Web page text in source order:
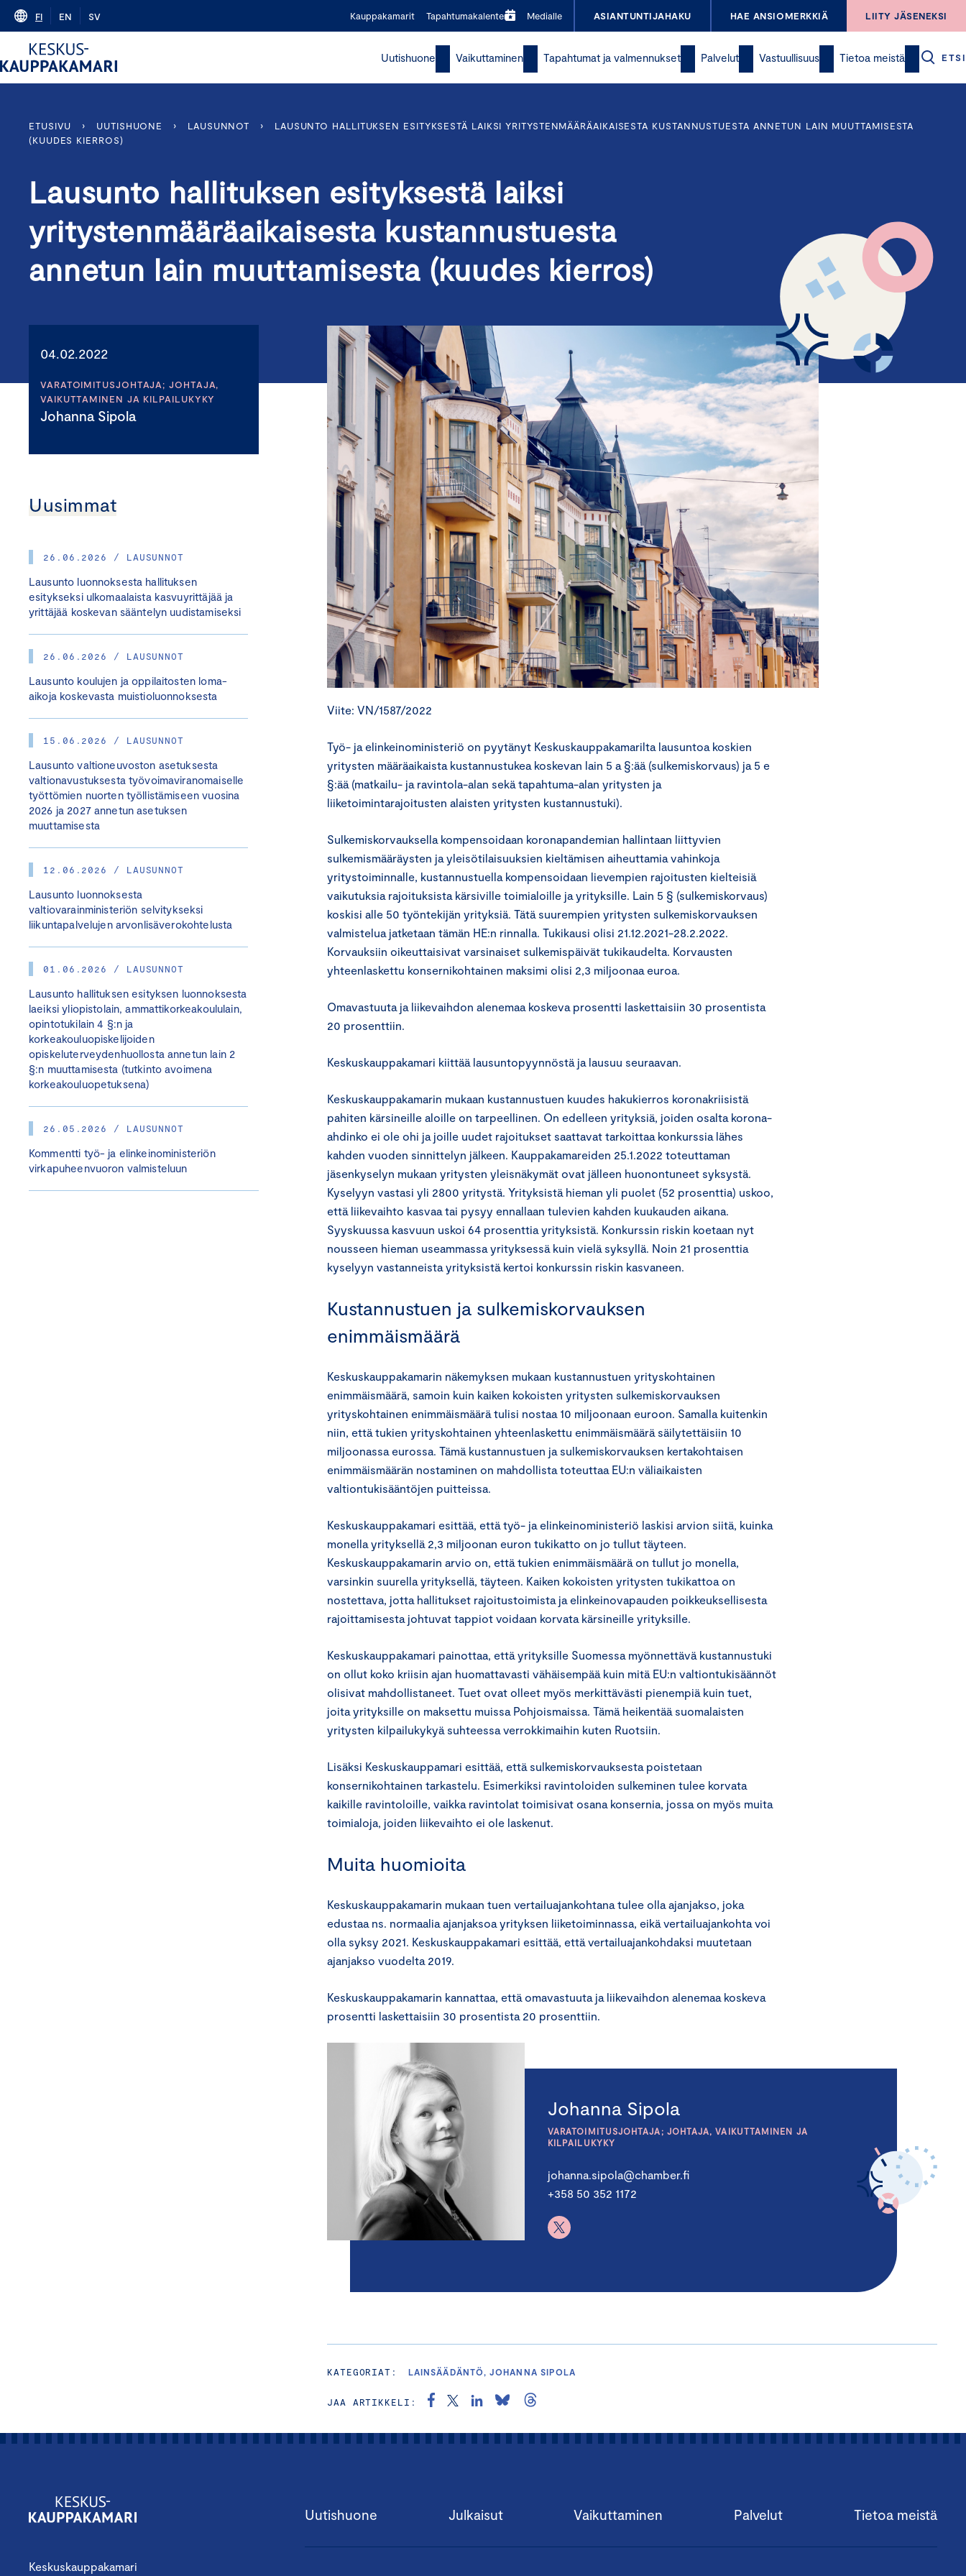
Skip
content
FI EN SV Kauppakamarit Tapahtumakalenteri Medialle ASIANTUNTIJAHAKU HAE ANSIOMERKKIÄ LIITY JÄSENEKSI
Uutishuone Vaikuttaminen Tapahtumat ja valmennukset Palvelut Vastuullisuus Tietoa meistä ETSI
ETUSIVU › UUTISHUONE › LAUSUNNOT ›
LAUSUNTO HALLITUKSEN ESITYKSESTÄ LAIKSI YRITYSTENMÄÄRÄAIKAISESTA KUSTANNUSTUESTA ANNETUN LAIN MUUTTAMISESTA
(KUUDES KIERROS)
Lausunto hallituksen esityksestä laiksi
yritystenmääräaikaisesta kustannustuesta
annetun lain muuttamisesta (kuudes kierros)
04.02.2022
VARATOIMITUSJOHTAJA; JOHTAJA,
VAIKUTTAMINEN JA KILPAILUKYKY
Johanna Sipola
Uusimmat
26.06.2026 / LAUSUNNOT
Lausunto luonnoksesta hallituksen
esitykseksi ulkomaalaista kasvuyrittäjää ja
yrittäjää koskevan sääntelyn uudistamiseksi
26.06.2026 / LAUSUNNOT
Lausunto koulujen ja oppilaitosten loma-
aikoja koskevasta muistioluonnoksesta
15.06.2026 / LAUSUNNOT
Lausunto valtioneuvoston asetuksesta
valtionavustuksesta työvoimaviranomaiselle
työttömien nuorten työllistämiseen vuosina
2026 ja 2027 annetun asetuksen
muuttamisesta
12.06.2026 / LAUSUNNOT
Lausunto luonnoksesta
valtiovarainministeriön selvitykseksi
liikuntapalvelujen arvonlisäverokohtelusta
01.06.2026 / LAUSUNNOT
Lausunto hallituksen esityksen luonnoksesta
laeiksi yliopistolain, ammattikorkeakoululain,
opintotukilain 4 §:n ja
korkeakouluopiskelijoiden
opiskeluterveydenhuollosta annetun lain 2
§:n muuttamisesta (tutkinto avoimena
korkeakouluopetuksena)
26.05.2026 / LAUSUNNOT
Kommentti työ- ja elinkeinoministeriön
virkapuheenvuoron valmisteluun
Viite: VN/1587/2022
Työ- ja elinkeinoministeriö on pyytänyt Keskuskauppakamarilta lausuntoa koskien
yritysten määräaikaista kustannustukea koskevan lain 5 a §:ää (sulkemiskorvaus) ja 5 e
§:ää (matkailu- ja ravintola-alan sekä tapahtuma-alan yritysten ja
liiketoimintarajoitusten alaisten yritysten kustannustuki).
Sulkemiskorvauksella kompensoidaan koronapandemian hallintaan liittyvien
sulkemismääräysten ja yleisötilaisuuksien kieltämisen aiheuttamia vahinkoja
yritystoiminnalle, kustannustuella kompensoidaan lievempien rajoitusten kielteisiä
vaikutuksia rajoituksista kärsiville toimialoille ja yrityksille. Lain 5 § (sulkemiskorvaus)
koskisi alle 50 työntekijän yrityksiä. Tätä suurempien yritysten sulkemiskorvauksen
valmistelua jatketaan tämän HE:n rinnalla. Tukikausi olisi 21.12.2021-28.2.2022.
Korvauksiin oikeuttaisivat varsinaiset sulkemispäivät tukikaudelta. Korvausten
yhteenlaskettu konsernikohtainen maksimi olisi 2,3 miljoonaa euroa.
Omavastuuta ja liikevaihdon alenemaa koskeva prosentti laskettaisiin 30 prosentista
20 prosenttiin.
Keskuskauppakamari kiittää lausuntopyynnöstä ja lausuu seuraavan.
Keskuskauppakamarin mukaan kustannustuen kuudes hakukierros koronakriisistä
pahiten kärsineille aloille on tarpeellinen. On edelleen yrityksiä, joiden osalta korona-
ahdinko ei ole ohi ja joille uudet rajoitukset saattavat tarkoittaa konkurssia lähes
kahden vuoden sinnittelyn jälkeen. Kauppakamareiden 25.1.2022 toteuttaman
jäsenkyselyn mukaan yritysten yleisnäkymät ovat jälleen huonontuneet syksystä.
Kyselyyn vastasi yli 2800 yritystä. Yrityksistä hieman yli puolet (52 prosenttia) uskoo,
että liikevaihto kasvaa tai pysyy ennallaan tulevien kahden kuukauden aikana.
Syyskuussa kasvuun uskoi 64 prosenttia yrityksistä. Konkurssin riskin koetaan nyt
nousseen hieman useammassa yrityksessä kuin vielä syksyllä. Noin 21 prosenttia
kyselyyn vastanneista yrityksistä kertoi konkurssin riskin kasvaneen.
Kustannustuen ja sulkemiskorvauksen
enimmäismäärä
Keskuskauppakamarin näkemyksen mukaan kustannustuen yrityskohtainen
enimmäismäärä, samoin kuin kaiken kokoisten yritysten sulkemiskorvauksen
yrityskohtainen enimmäismäärä tulisi nostaa 10 miljoonaan euroon. Samalla kuitenkin
niin, että tukien yrityskohtainen yhteenlaskettu enimmäismäärä säilytettäisiin 10
miljoonassa eurossa. Tämä kustannustuen ja sulkemiskorvauksen kertakohtaisen
enimmäismäärän nostaminen on mahdollista toteuttaa EU:n väliaikaisten
valtiontukisääntöjen puitteissa.
Keskuskauppakamari esittää, että työ- ja elinkeinoministeriö laskisi arvion siitä, kuinka
monella yrityksellä 2,3 miljoonan euron tukikatto on jo tullut täyteen.
Keskuskauppakamarin arvio on, että tukien enimmäismäärä on tullut jo monella,
varsinkin suurella yrityksellä, täyteen. Kaiken kokoisten yritysten tukikattoa on
nostettava, jotta hallitukset rajoitustoimista ja elinkeinovapauden poikkeuksellisesta
rajoittamisesta johtuvat tappiot voidaan korvata kärsineille yrityksille.
Keskuskauppakamari painottaa, että yrityksille Suomessa myönnettävä kustannustuki
on ollut koko kriisin ajan huomattavasti vähäisempää kuin mitä EU:n valtiontukisäännöt
olisivat mahdollistaneet. Tuet ovat olleet myös merkittävästi pienempiä kuin tuet,
joita yrityksille on maksettu muissa Pohjoismaissa. Tämä heikentää suomalaisten
yritysten kilpailukykyä suhteessa verrokkimaihin kuten Ruotsiin.
Lisäksi Keskuskauppamari esittää, että sulkemiskorvauksesta poistetaan
konsernikohtainen tarkastelu. Esimerkiksi ravintoloiden sulkeminen tulee korvata
kaikille ravintoloille, vaikka ravintolat toimisivat osana konsernia, jossa on myös muita
toimialoja, joiden liikevaihto ei ole laskenut.
Muita huomioita
Keskuskauppakamarin mukaan tuen vertailuajankohtana tulee olla ajanjakso, joka
edustaa ns. normaalia ajanjaksoa yrityksen liiketoiminnassa, eikä vertailuajankohta voi
olla syksy 2021. Keskuskauppakamari esittää, että vertailuajankohdaksi muutetaan
ajanjakso vuodelta 2019.
Keskuskauppakamarin kannattaa, että omavastuuta ja liikevaihdon alenemaa koskeva
prosentti laskettaisiin 30 prosentista 20 prosenttiin.
Johanna Sipola
VARATOIMITUSJOHTAJA; JOHTAJA, VAIKUTTAMINEN JA
KILPAILUKYKY
johanna.sipola@chamber.fi
+358 50 352 1172
KATEGORIAT: LAINSÄÄDÄNTÖ, JOHANNA SIPOLA
JAA ARTIKKELI:
Keskuskauppakamari
Uutishuone Julkaisut Vaikuttaminen Palvelut Tietoa meistä